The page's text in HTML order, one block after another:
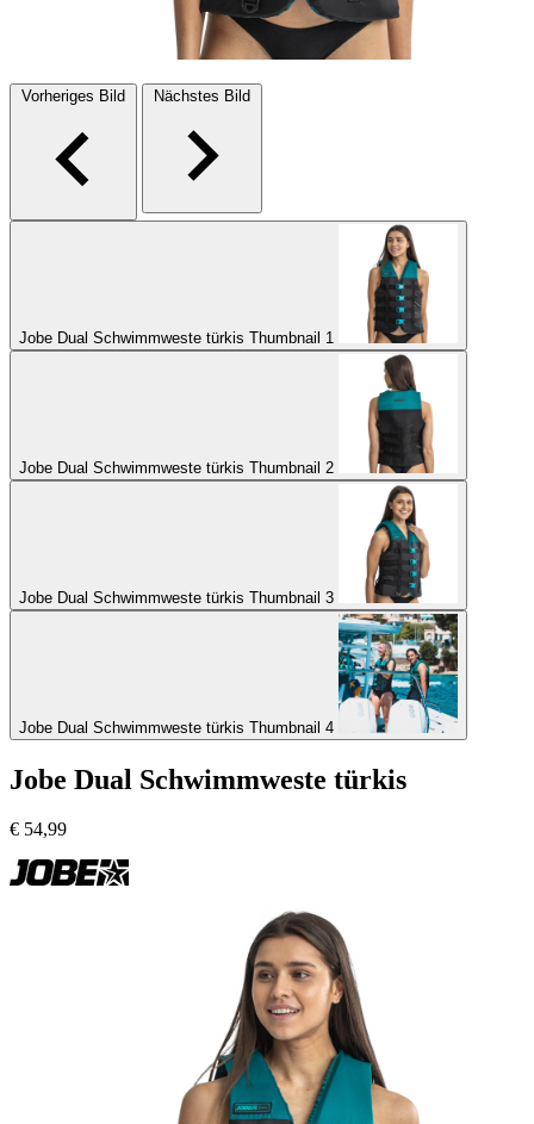
Vorheriges Bild Nächstes Bild
Jobe Dual Schwimmweste türkis Thumbnail 1
Jobe Dual Schwimmweste türkis Thumbnail 2
Jobe Dual Schwimmweste türkis Thumbnail 3
Jobe Dual Schwimmweste türkis Thumbnail 4
Jobe Dual Schwimmweste türkis
€ 54,99